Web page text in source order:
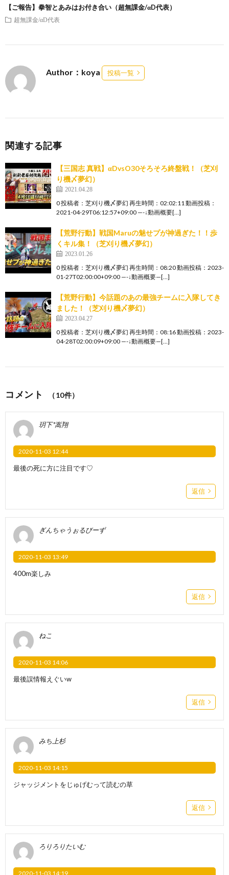
【ご報告】拳智とあみはお付き合い（超無課金/αD代表）
超無課金/αD代表
Author：koya 投稿一覧
関連する記事
【三国志 真戦】αDvsO30そろそろ終盤戦！（芝刈
り機〆夢幻）
2021.04.28
0 投稿者：芝刈り機〆夢幻 再生時間：02:02:11 動画投稿：
2021-04-29T06:12:57+09:00 —-↓動画概要[…]
【荒野行動】戦国Maruの魅せプが神過ぎた！！歩
くキル集！（芝刈り機〆夢幻）
2023.01.26
0 投稿者：芝刈り機〆夢幻 再生時間：08:20 動画投稿：2023-
01-27T02:00:00+09:00 —-↓動画概要—[…]
【荒野行動】今話題のあの最強チームに入隊してき
ました！（芝刈り機〆夢幻）
2023.04.27
0 投稿者：芝刈り機〆夢幻 再生時間：08:16 動画投稿：2023-
04-28T02:00:09+09:00 —-↓動画概要—[…]
コメント （10件）
玥下*嵩翔
2020-11-03 12:44
最後の死に方に注目です♡
返信
ぎんちゃうぉるびーず
2020-11-03 13:49
400m楽しみ
返信
ねこ
2020-11-03 14:06
最後誤情報えぐいw
返信
みち上杉
2020-11-03 14:15
ジャッジメントをじゅげむって読むの草
返信
ろりろりたいむ
2020-11-03 14:19